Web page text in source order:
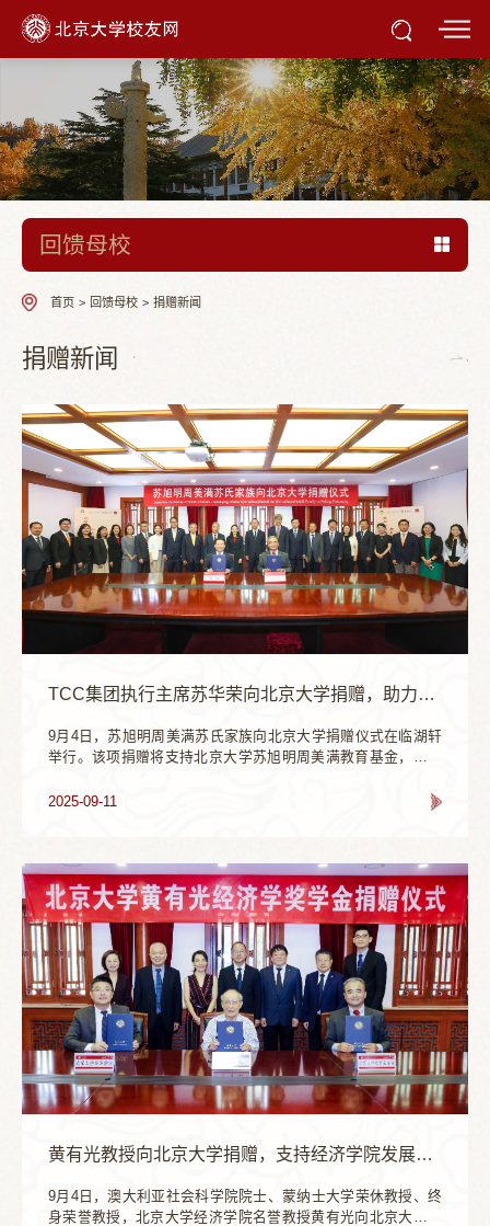
回馈母校
首页 > 回馈母校 > 捐赠新闻
捐赠新闻
TCC集团执行主席苏华荣向北京大学捐赠，助力中泰友好发展
9月4日，苏旭明周美满苏氏家族向北京大学捐赠仪式在临湖轩
举行。该项捐赠将支持北京大学苏旭明周美满教育基金，助力
好关系发展。捐赠仪式现场泰国TCC集团董事局执行主席、泰
使衔参赞梁益祥，泰国中华总商会副主席、億加億集团董事长
刘秉青，泰碧（大众）有限公司执行副总裁林碧琪，北京大学
党委书记何光彩，副校长、教育基金会副理事长王博等共同出
席。何光彩感谢苏旭明周美满苏氏家族长期关心支持北大，对
苏华荣的民族认同与家族传承表示钦佩，并高度肯定TCC集团
为中泰友好关系作出的贡献。他指出，今年是中泰建交50周
年，北京大学愿与TCC集团一道，落实两国领导人重要共识，
深化人文交流、促进文明互鉴，为推动中泰命运共同体建设作
出更大贡献。苏华荣表示，身为泰国华裔，始终铭记父辈与北
大的渊源。北京大学在中泰文化交流和教育合作领域发挥着积
极作用，希望未来能延续苏氏家族与北大的深厚情谊，助力推
动中泰友好交流与合作。苏华荣和教育基金会秘书长李宇宁代
表双方签署捐赠协议并递送捐赠支票牌。何光彩代表学校向苏
参加捐赠仪式。
2025-09-11
黄有光教授向北京大学捐赠，支持经济学院发展建设
9月4日，澳大利亚社会科学院院士、蒙纳士大学荣休教授、终
身荣誉教授，北京大学经济学院名誉教授黄有光向北京大学捐